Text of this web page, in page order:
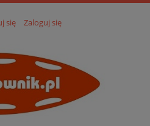
się Zaloguj się